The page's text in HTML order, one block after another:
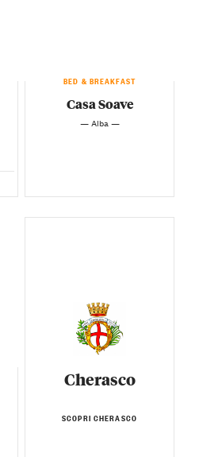
BED & BREAKFAST
Casa Soave
— Alba —
Cherasco
SCOPRI CHERASCO